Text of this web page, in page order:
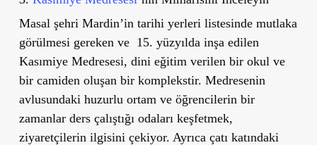
Masal şehri Mardin’in tarihi yerleri listesinde mutlaka
görülmesi gereken ve 15. yüzyılda inşa edilen
Kasımiye Medresesi, dini eğitim verilen bir okul ve
bir camiden oluşan bir komplekstir. Medresenin
avlusundaki huzurlu ortam ve öğrencilerin bir
zamanlar ders çalıştığı odaları keşfetmek,
ziyaretçilerin ilgisini çekiyor. Ayrıca çatı katındaki